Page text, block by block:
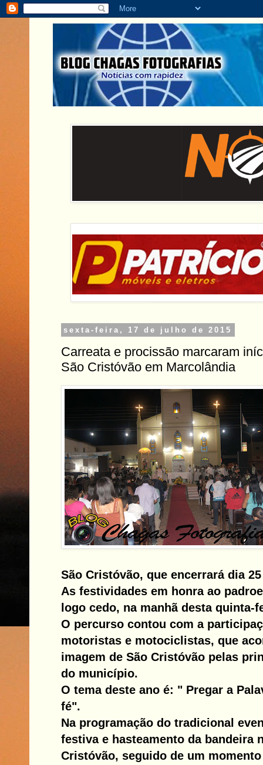
sexta-feira, 17 de julho de 2015
Carreata e procissão marcaram
São Cristóvão em Marcolândia
São Cristóvão, que encerrará dia
As festividades em honra ao
logo cedo, na manhã desta quinta-
O percurso contou com a
motoristas e motociclistas, que
imagem de São Cristóvão pelas
do município.
O tema deste ano é: " Pregar a
fé".
Na programação do tradicional
festiva e hasteamento da bandeira
Cristóvão, seguido de um